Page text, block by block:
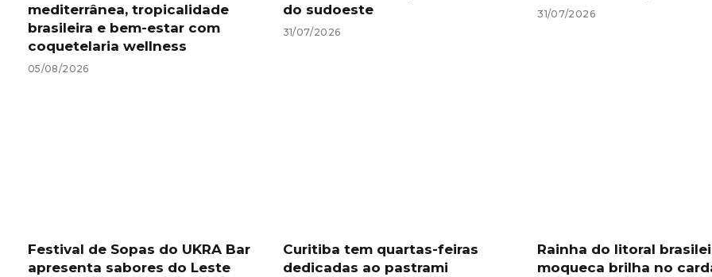
mediterrânea, tropicalidade
brasileira e bem-estar com
coquetelaria wellness
05/08/2026
do sudoeste
31/07/2026
31/07/2026
Festival de Sopas do UKRA Bar
apresenta sabores do Leste
Curitiba tem quartas-feiras
dedicadas ao pastrami
Rainha do litoral
moqueca brilha no